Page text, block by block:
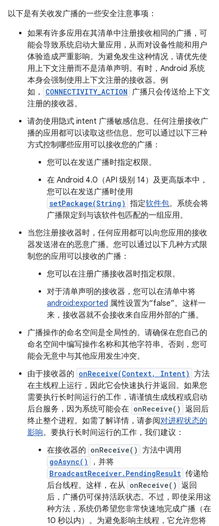
以下是有关收发广播的一些安全注意事项：
如果有许多应用在其清单中注册接收相同的广播，可
能会导致系统启动大量应用，从而对设备性能和用户
体验造成严重影响。为避免发生这种情况，请优先使
用上下文注册而不是清单声明。有时，Android 系统
本身会强制使用上下文注册的接收器。例
如，
CONNECTIVITY_ACTION 广播只会传送给上下文
注册的接收器。
请勿使用隐式 intent 广播敏感信息。任何注册接收广
播的应用都可以读取这些信息。您可以通过以下三种
方式控制哪些应用可以接收您的广播：
您可以在发送广播时指定权限。
在 Android 4.0（API 级别 14）及更高版本中，
您可以在发送广播时使用
setPackage(String) 指定软件包。系统会将
广播限定到与该软件包匹配的一组应用。
当您注册接收器时，任何应用都可以向您应用的接收
器发送潜在的恶意广播。您可以通过以下几种方式限
制您的应用可以接收的广播：
您可以在注册广播接收器时指定权限。
对于清单声明的接收器，您可以在清单中将
android:exported 属性设置为“false”。这样一
来，接收器就不会接收来自应用外部的广播。
广播操作的命名空间是全局性的。请确保在您自己的
命名空间中编写操作名称和其他字符串。否则，您可
能会无意中与其他应用发生冲突。
由于接收器的 onReceive(Context, Intent) 方法
在主线程上运行，因此它会快速执行并返回。如果您
需要执行长时间运行的工作，请谨慎生成线程或启动
后台服务，因为系统可能会在 onReceive() 返回后
终止整个进程。如需了解详情，请参阅对进程状态的
影响。要执行长时间运行的工作，我们建议：
在接收器的 onReceive() 方法中调用
goAsync() ，并将
BroadcastReceiver.PendingResult 传递给
后台线程。这样，在从 onReceive() 返回
后，广播仍可保持活跃状态。不过，即使采用这
种方法，系统仍希望您非常快速地完成广播（在
10 秒以内）。为避免影响主线程，它允许您将